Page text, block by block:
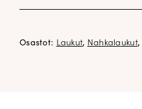
Osastot: Laukut, Nahkalaukut,